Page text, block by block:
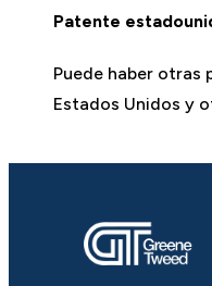
Patente
Puede haber otras
Estados Unidos y